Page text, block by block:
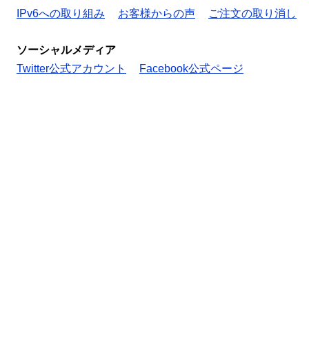
IPv6への取り組み
お客様からの声 ご注文の取り消し
ソーシャルメディア
Twitter公式アカウント
Facebook公式ページ